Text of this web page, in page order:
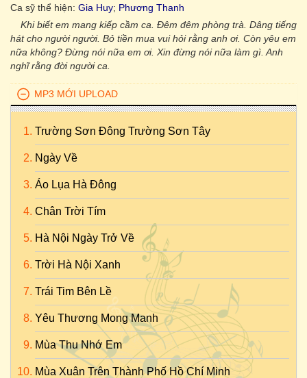
Ca sỹ thể hiện: Gia Huy; Phương Thanh
Khi biết em mang kiếp cầm ca. Đêm đêm phòng trà. Dâng tiếng
hát cho người người. Bỏ tiền mua vui hỏi rằng anh ơi. Còn yêu em
nữa không? Đừng nói nữa em ơi. Xin đừng nói nữa làm gì. Anh
nghĩ rằng đời người ca.
MP3 MỚI UPLOAD
Trường Sơn Đông Trường Sơn Tây
Ngày Về
Áo Lụa Hà Đông
Chân Trời Tím
Hà Nội Ngày Trở Về
Trời Hà Nội Xanh
Trái Tim Bên Lề
Yêu Thương Mong Manh
Mùa Thu Nhớ Em
Mùa Xuân Trên Thành Phố Hồ Chí Minh